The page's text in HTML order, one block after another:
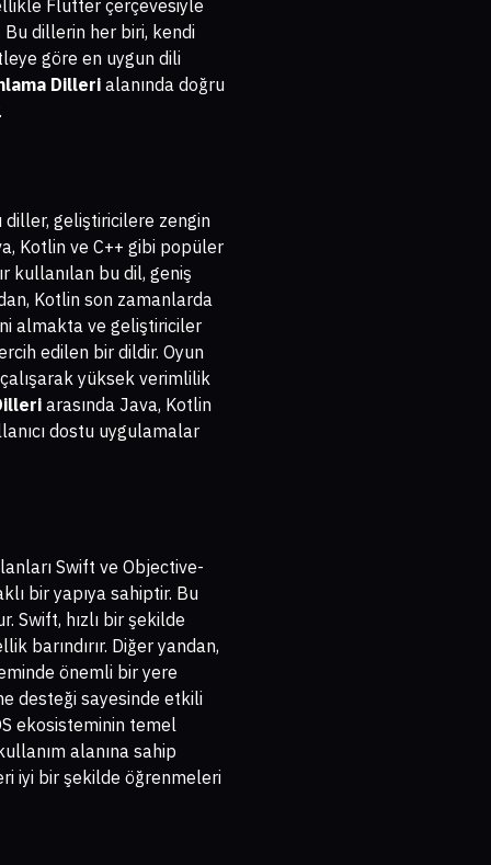
Flutter çerçevesiyle
dillerin her biri, kendi
göre en uygun dili
Dilleri alanında doğru
geliştiricilere zengin
Kotlin ve C++ gibi popüler
kullanılan bu dil, geniş
Kotlin son zamanlarda
almakta ve geliştiriciler
edilen bir dildir. Oyun
yüksek verimlilik
arasında Java, Kotlin
dostu uygulamalar
Swift ve Objective-
bir yapıya sahiptir. Bu
Swift, hızlı bir şekilde
barındırır. Diğer yandan,
önemli bir yere
desteği sayesinde etkili
ekosisteminin temel
alanına sahip
iyi bir şekilde öğrenmeleri